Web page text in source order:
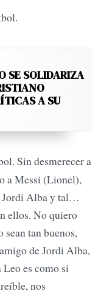
SE SOLIDARIZA
A SU
Sin desmerecer a
a Messi (Lionel),
Jordi Alba y tal…
ellos. No quiero
tan buenos,
de Jordi Alba,
es como si
nos